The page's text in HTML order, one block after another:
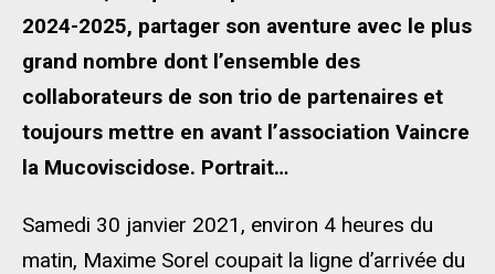
2024-2025, partager son aventure avec le plus
grand nombre dont l’ensemble des
collaborateurs de son trio de partenaires et
toujours mettre en avant l’association Vaincre
la Mucoviscidose. Portrait…
Samedi 30 janvier 2021, environ 4 heures du
matin, Maxime Sorel coupait la ligne d’arrivée du